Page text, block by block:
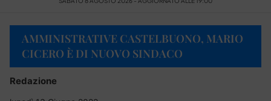
AMMINISTRATIVE CASTELBUONO, MARIO
CICERO È DI NUOVO SINDACO
Redazione